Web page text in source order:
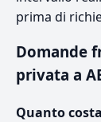
prima di
Domande
privata a
Quanto